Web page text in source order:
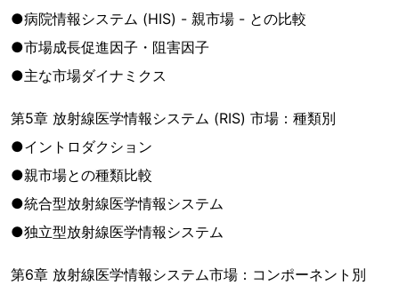
●病院情報システム (HIS) - 親市場 - との比較
●市場成長促進因子・阻害因子
●主な市場ダイナミクス
第5章 放射線医学情報システム (RIS) 市場：種類別
●イントロダクション
●親市場との種類比較
●統合型放射線医学情報システム
●独立型放射線医学情報システム
第6章 放射線医学情報システム市場：コンポーネント別